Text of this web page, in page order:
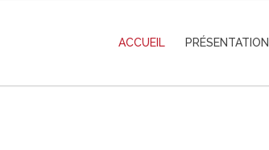
ACCUEIL PRÉSENTATION